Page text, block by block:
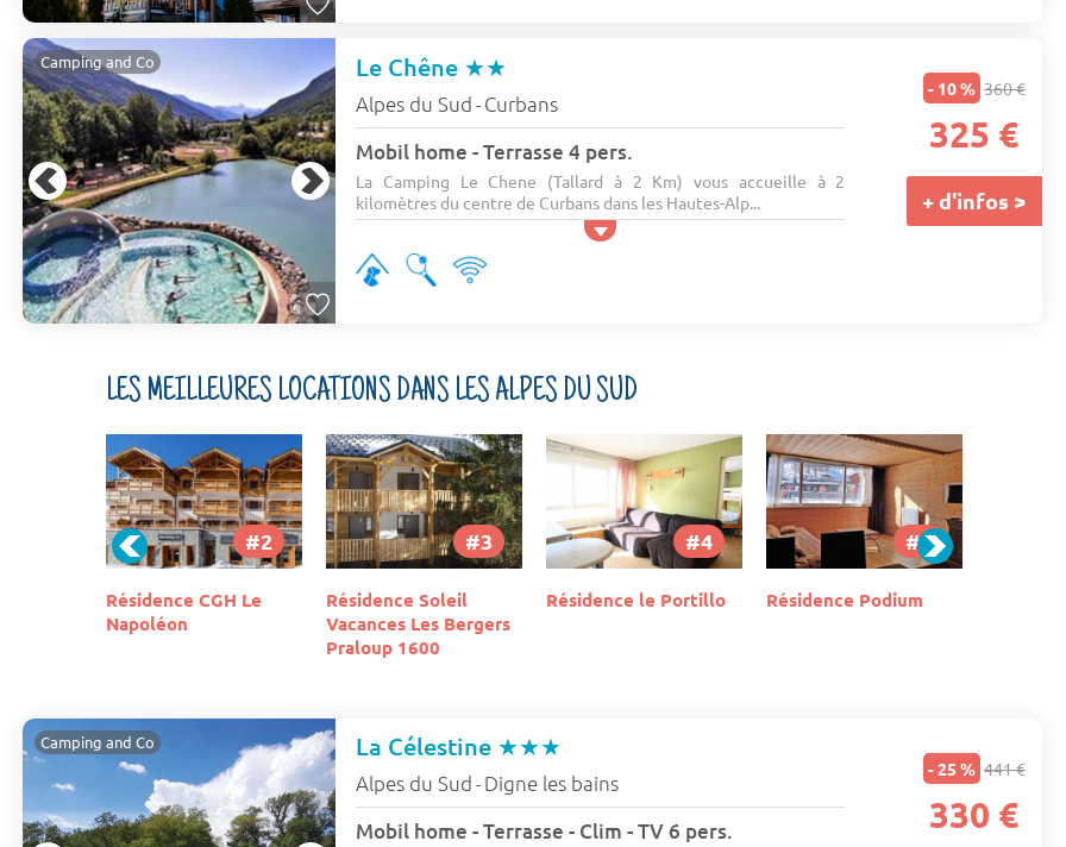
Camping and Co Le Chêne ★★
Alpes du Sud - Curbans
Mobil home - Terrasse 4 pers.
La Camping Le Chene (Tallard à 2 Km) vous accueille à 2
kilomètres du centre de Curbans dans les Hautes-Alp...
- 10 % 360 €
325 €
+ d'infos >
LES MEILLEURES LOCATIONS DANS LES ALPES DU SUD
Le
#3
Résidence Soleil
Vacances Les Bergers
#4
Résidence le Portillo
#5
Résidence Podium
#6
Résidence La
Camping and Co La Célestine ★★★
Alpes du Sud - Digne les bains
Mobil home - Terrasse - Clim - TV 6 pers.
- 25 % 441 €
330 €